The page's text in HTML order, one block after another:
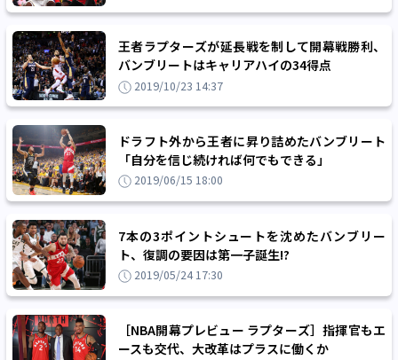
王者ラプターズが延長戦を制して開幕戦勝利、
バンブリートはキャリアハイの34得点
2019/10/23 14:37
ドラフト外から王者に昇り詰めたバンブリート
「自分を信じ続ければ何でもできる」
2019/06/15 18:00
7本の3ポイントシュートを沈めたバンブリー
ト、復調の要因は第一子誕生!?
2019/05/24 17:30
［NBA開幕プレビュー ラプターズ］指揮官もエ
ースも交代、大改革はプラスに働くか